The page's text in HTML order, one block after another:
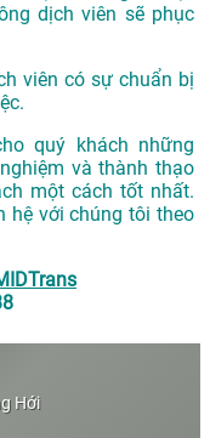
dịch viên sẽ phục
viên có sự chuẩn bị
quý khách những
và thành thạo
một cách tốt nhất.
hệ với chúng tôi theo
Hới